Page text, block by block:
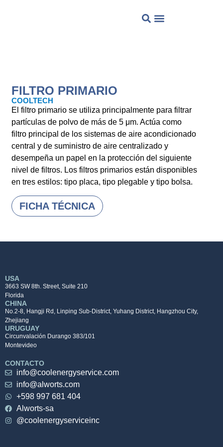
FILTRO PRIMARIO
COOLTECH
El filtro primario se utiliza principalmente para filtrar
partículas de polvo de más de 5 μm. Actúa como
filtro principal de los sistemas de aire acondicionado
central y de suministro de aire centralizado y
desempeña un papel en la protección del siguiente
nivel de filtros. Los filtros primarios están disponibles
en tres estilos: tipo placa, tipo plegable y tipo bolsa.
FICHA TÉCNICA
USA
3663 SW 8th. Street, Suite 210
Florida
CHINA
No.2-8, Hangji Rd, Linping Sub-District, Yuhang District, Hangzhou City,
Zhejiang
URUGUAY
Circunvalación Durango 383/101
Montevideo
CONTACTO
info@coolenergyservice.com
info@alworts.com
+598 997 681 404
Alworts-sa
@coolenergyserviceinc